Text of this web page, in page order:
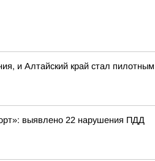
и Алтайский край стал
выявлено 22 нарушения ПДД